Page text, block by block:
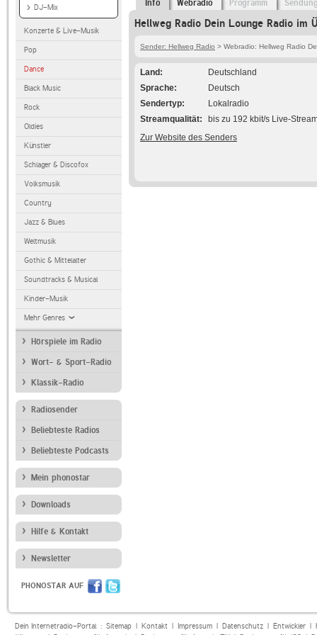
DJ-Mix
Konzerte & Live-Musik
Pop
Dance
Black Music
Rock
Oldies
Künstler
Schlager & Discofox
Volksmusik
Country
Jazz & Blues
Weltmusik
Gothic & Mittelalter
Soundtracks & Musical
Kinder-Musik
Mehr Genres
Hörspiele im Radio
Wort- & Sport-Radio
Klassik-Radio
Radiosender
Beliebteste Radios
Beliebteste Podcasts
Mein phonostar
Downloads
Hilfe & Kontakt
Newsletter
PHONOSTAR AUF
Info Webradio Programm
Hellweg Radio Dein Lounge Radio im
Sender: Hellweg Radio > Webradio: Hellweg Radio
Land
Deutschland
Sprache
Deutsch
Sendertyp
Lokalradio
Streamqualität
bis zu 192 kbit/s Live-
Zur Website des Senders
Dein Internetradio-Portal : Sitemap| Kontakt| Impressum| Datenschutz| Entwickler|